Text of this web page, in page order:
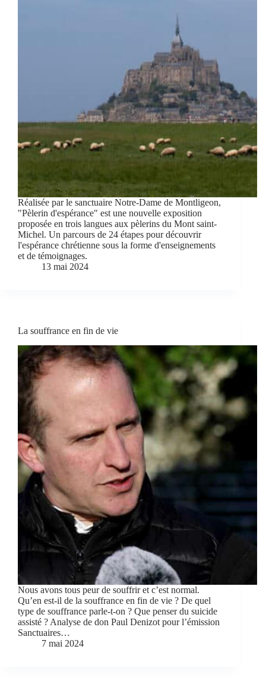
Réalisée par le sanctuaire Notre-Dame de Montligeon,
"Pèlerin d'espérance" est une nouvelle exposition
proposée en trois langues aux pèlerins du Mont saint-
Michel. Un parcours de 24 étapes pour découvrir
l'espérance chrétienne sous la forme d'enseignements
et de témoignages.
13 mai 2024
La souffrance en fin de vie
Nous avons tous peur de souffrir et c’est normal.
Qu’en est-il de la souffrance en fin de vie ? De quel
type de souffrance parle-t-on ? Que penser du suicide
assisté ? Analyse de don Paul Denizot pour l’émission
Sanctuaires…
7 mai 2024